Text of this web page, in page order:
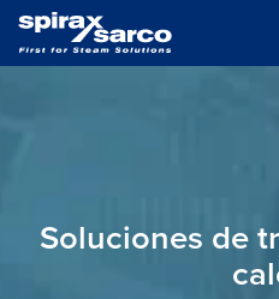
Soluciones de